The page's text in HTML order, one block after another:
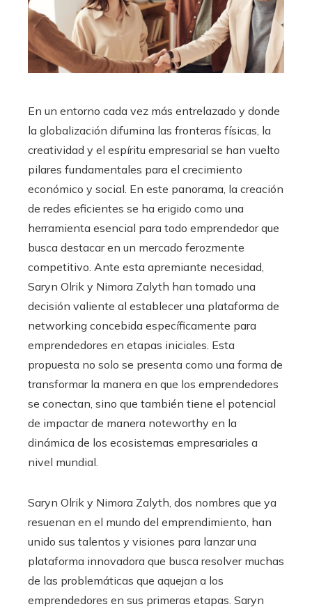
En un entorno cada vez más entrelazado y donde
la globalización difumina las fronteras físicas, la
creatividad y el espíritu empresarial se han vuelto
pilares fundamentales para el crecimiento
económico y social. En este panorama, la creación
de redes eficientes se ha erigido como una
herramienta esencial para todo emprendedor que
busca destacar en un mercado ferozmente
competitivo. Ante esta apremiante necesidad,
Saryn Olrik y Nimora Zalyth han tomado una
decisión valiente al establecer una plataforma de
networking concebida específicamente para
emprendedores en etapas iniciales. Esta
propuesta no solo se presenta como una forma de
transformar la manera en que los emprendedores
se conectan, sino que también tiene el potencial
de impactar de manera noteworthy en la
dinámica de los ecosistemas empresariales a
nivel mundial.
Saryn Olrik y Nimora Zalyth, dos nombres que ya
resuenan en el mundo del emprendimiento, han
unido sus talentos y visiones para lanzar una
plataforma innovadora que busca resolver muchas
de las problemáticas que aquejan a los
emprendedores en sus primeras etapas. Saryn